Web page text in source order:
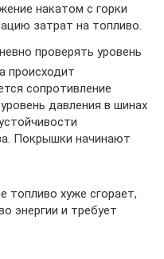
накатом с горки
затрат на топливо.
проверять уровень
происходит
сопротивление
давления в шинах
Покрышки начинают
топливо хуже сгорает,
энергии и требует